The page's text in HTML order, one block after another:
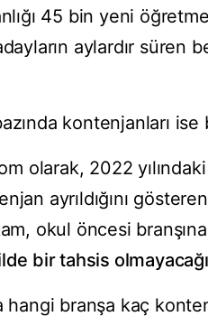
45 bin yeni
aylardır
kontenjanları
olarak, 2022
ayrıldığını
okul öncesi
bir tahsis
hangi branşa kaç